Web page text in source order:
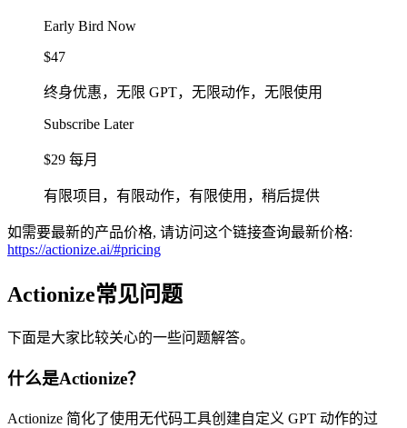
Early Bird Now
$47
终身优惠，无限 GPT，无限动作，无限使用
Subscribe Later
$29 每月
有限项目，有限动作，有限使用，稍后提供
如需要最新的产品价格, 请访问这个链接查询最新价格:
https://actionize.ai/#pricing
Actionize常见问题
下面是大家比较关心的一些问题解答。
什么是Actionize？
Actionize 简化了使用无代码工具创建自定义 GPT 动作的过